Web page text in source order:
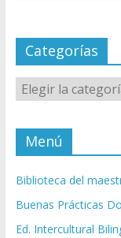
Categorías
Categorías
Menú
Biblioteca del
Buenas Prácticas
Ed. Intercultural